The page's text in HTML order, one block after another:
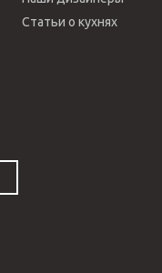
Статьи о кухнях